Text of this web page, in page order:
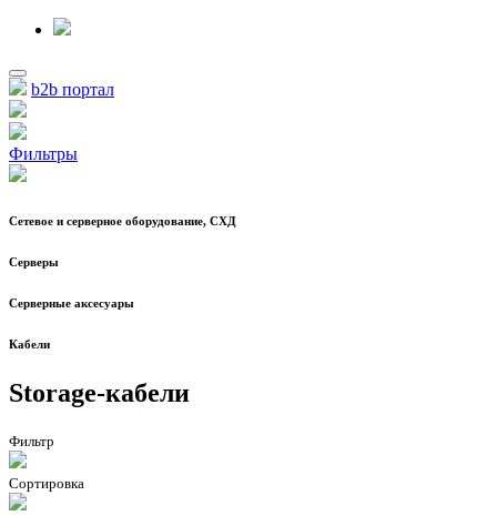
b2b портал
Фильтры
Сетевое и серверное оборудование, СХД
Cерверы
Серверные аксесуары
Кабели
Storage-кабели
Фильтр
Сортировка